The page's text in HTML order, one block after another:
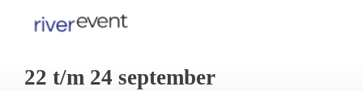
22 t/m 24 september